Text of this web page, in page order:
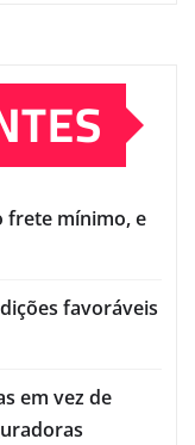
frete mínimo, e
favoráveis
em vez de